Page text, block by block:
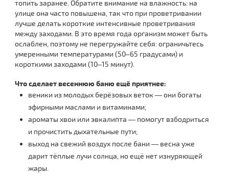
топить заранее. Обратите внимание на влажность: на
улице она часто повышена, так что при проветривании
лучше делать короткие интенсивные проветривания
между заходами. В это время года организм может быть
ослаблен, поэтому не перегружайте себя: ограничьтесь
умеренными температурами (50–65 градусами) и
короткими заходами (10–15 минут).
Что сделает весеннюю баню ещё приятнее:
веники из молодых берёзовых веток — они богаты
эфирными маслами и витаминами;
ароматы хвои или эвкалипта — помогут взбодриться
и прочистить дыхательные пути;
выход на свежий воздух после бани — весна уже
дарит тёплые лучи солнца, но ещё нет изнуряющей
жары.